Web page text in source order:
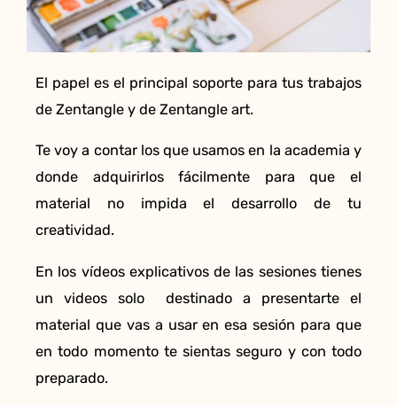
El papel es el principal soporte para tus trabajos
de Zentangle y de Zentangle art.
Te voy a contar los que usamos en la academia y
donde adquirirlos fácilmente para que el
material no impida el desarrollo de tu
creatividad.
En los vídeos explicativos de las sesiones tienes
un videos solo destinado a presentarte el
material que vas a usar en esa sesión para que
en todo momento te sientas seguro y con todo
preparado.